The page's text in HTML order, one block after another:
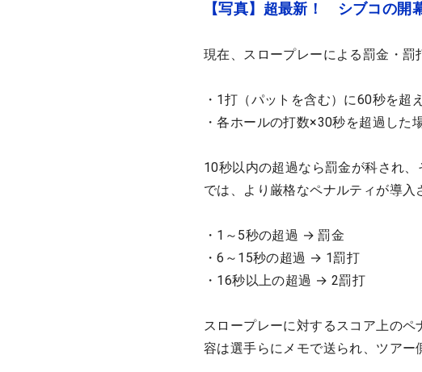
【写真】超最新！ シブコの開
現在、スロープレーによる罰金・罰
・1打（パットを含む）に60秒を超
・各ホールの打数×30秒を超過した
10秒以内の超過なら罰金が科され
では、より厳格なペナルティが導入
・1～5秒の超過 → 罰金
・6～15秒の超過 → 1罰打
・16秒以上の超過 → 2罰打
スロープレーに対するスコア上の
容は選手らにメモで送られ、ツアー